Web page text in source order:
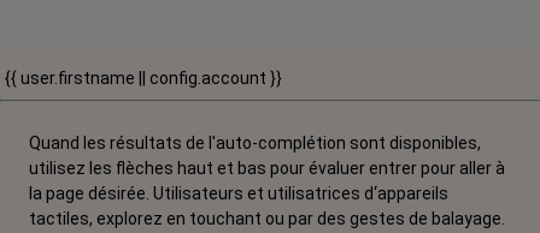
{{ user.firstname || config.account }}
Quand les résultats de l'auto-complétion sont disponibles,
utilisez les flèches haut et bas pour évaluer entrer pour aller à
la page désirée. Utilisateurs et utilisatrices d‘appareils
tactiles, explorez en touchant ou par des gestes de balayage.